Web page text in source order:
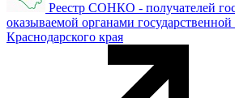
Реестр СОНКО - получателей
оказываемой органами государственной
Краснодарского края